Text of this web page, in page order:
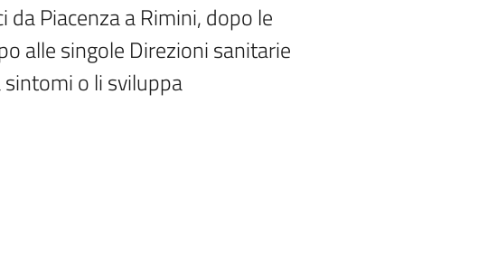
Piacenza a Rimini, dopo le
alle singole Direzioni sanitarie
o li sviluppa